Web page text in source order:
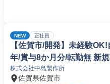
NEW 正社員
【佐賀市/開発】未経験
年/賞与8か月分/転勤無 新
株式会社中島製作所
佐賀県佐賀市